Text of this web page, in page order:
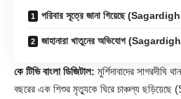
পরিবার সূত্রে জানা গিয়েছে
জাহানারা খাতুনের অভিযোগ
কে টিভি বাংলা ডিজিটাল: মুর্শিদাবাদের সাগরদীঘি
বছরের এক শিশুর মৃত্যুকে ঘিরে চাঞ্চল্য ছড়িয়েছে (